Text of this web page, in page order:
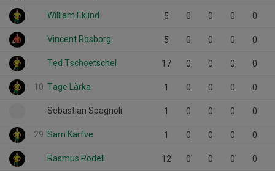
William Eklind 5 0 0 0 0
Vincent Rosborg 5 0 0 0 0
Ted Tschoetschel 17 0 0 0 0
10 Tage Lärka 1 0 0 0 0
Sebastian Spagnoli 1 0 0 0 0
29 Sam Kärfve 1 0 0 0 0
Rasmus Rodell 12 0 0 0 0